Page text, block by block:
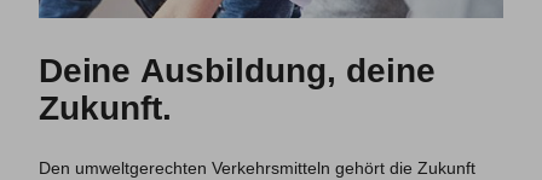
Deine Ausbildung, deine
Zukunft.
Den umweltgerechten Verkehrsmitteln gehört die Zukunft